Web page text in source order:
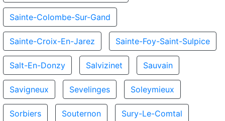
Sainte-Colombe-Sur-Gand
Sainte-Croix-En-Jarez Sainte-Foy-Saint-Sulpice
Salt-En-Donzy Salvizinet Sauvain
Savigneux Sevelinges Soleymieux
Sorbiers Souternon Sury-Le-Comtal